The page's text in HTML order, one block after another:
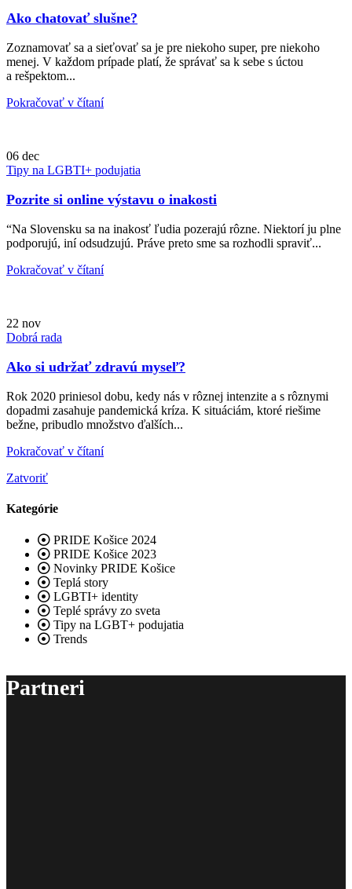
Ako chatovať slušne?
Zoznamovať sa a sieťovať sa je pre niekoho super, pre niekoho
menej. V každom prípade platí, že správať sa k sebe s úctou
a rešpektom...
Pokračovať v čítaní
06 dec
Tipy na LGBTI+ podujatia
Pozrite si online výstavu o inakosti
“Na Slovensku sa na inakosť ľudia pozerajú rôzne. Niektorí ju plne
podporujú, iní odsudzujú. Práve preto sme sa rozhodli spraviť...
Pokračovať v čítaní
22 nov
Dobrá rada
Ako si udržať zdravú myseľ?
Rok 2020 priniesol dobu, kedy nás v rôznej intenzite a s rôznymi
dopadmi zasahuje pandemická kríza. K situáciám, ktoré riešime
bežne, pribudlo množstvo ďalších...
Pokračovať v čítaní
Zatvoriť
Kategórie
PRIDE Košice 2024
PRIDE Košice 2023
Novinky PRIDE Košice
Teplá story
LGBTI+ identity
Teplé správy zo sveta
Tipy na LGBT+ podujatia
Trends
Partneri